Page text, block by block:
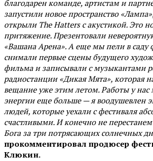
благодарен команде, артистам и
запустили новое пространство
открыли The Hatters с акустикой. Это
притяжение. Презентовали
«Вашана Арена». А еще мы пели в саду
снимали первые сцены будущего
фильма и записывали с музыкантами
радиостанции «Дикая Мята», которая
вещание уже этим летом. Работы у нас
энергии еще больше — я воодушевлен
людей, которые уехали с фестиваля
счастливыми. И конечно не
Бога за три потрясающих солнечных
прокомментировал продюсер
Клюкин.